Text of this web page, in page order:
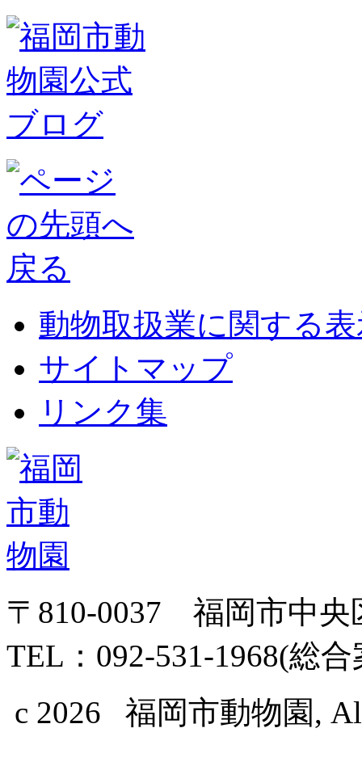
動物取扱業に関する
サイトマップ
リンク集
〒810-0037 福岡市中央
TEL：092-531-1968(総
c 2026 福岡市動物園,